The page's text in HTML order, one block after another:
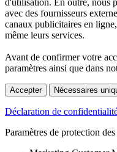
d'utilisation. En outre, nous
avec des fournisseurs
canaux publicitaires en
même leurs services.
Avant de confirmer votre
paramètres ainsi que dans
Accepter Nécessaires
Déclaration de
Paramètres de protection